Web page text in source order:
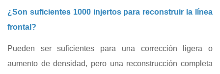
¿Son suficientes 1000 injertos para reconstruir la línea
frontal?
Pueden ser suficientes para una corrección ligera o
aumento de densidad, pero una reconstrucción completa